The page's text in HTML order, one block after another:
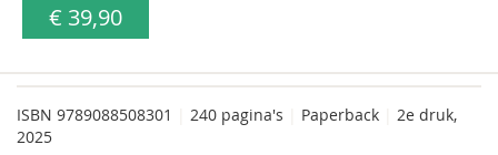
€ 39,90
ISBN 9789088508301 240 pagina's Paperback
2e druk,
2025